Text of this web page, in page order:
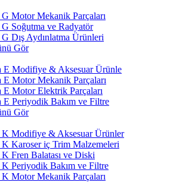
Motor Mekanik Parçaları
Soğutma ve Radyatör
Dış Aydınlatma Ürünleri
Gör
E Modifiye & Aksesuar Ürünle
E Motor Mekanik Parçaları
E Motor Elektrik Parçaları
E Periyodik Bakım ve Filtre
Gör
K Modifiye & Aksesuar Ürünler
K Karoser iç Trim Malzemeleri
Fren Balatası ve Diski
K Periyodik Bakım ve Filtre
K Motor Mekanik Parçaları